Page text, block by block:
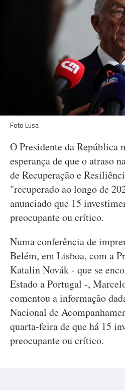
Foto Lusa
O Presidente da República
esperança de que o atraso
de Recuperação e
"recuperado ao longo de
anunciado que 15
preocupante ou crítico.
Numa conferência de
Belém, em Lisboa, com a
Katalin Novák - que se
Estado a Portugal -,
comentou a informação
Nacional de
quarta-feira de que há 15
preocupante ou crítico.